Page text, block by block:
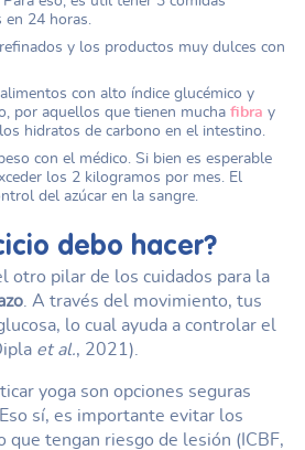
24 horas.
y los productos muy dulces con
con alto índice glucémico y
por aquellos que tienen mucha fibra y
hidratos de carbono en el intestino.
con el médico. Si bien es esperable
los 2 kilogramos por mes. El
del azúcar en la sangre.
debo hacer?
otro pilar de los cuidados para la
. A través del movimiento, tus
lo cual ayuda a controlar el
et al., 2021).
yoga son opciones seguras
sí, es importante evitar los
que tengan riesgo de lesión (ICBF,